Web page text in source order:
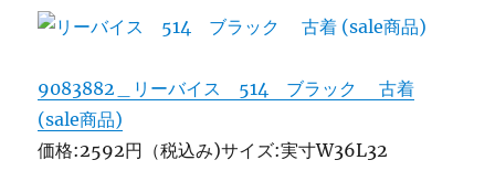
9083882＿リーバイス 514 ブラック 古着
(sale商品)
価格:2592円（税込み)サイズ:実寸W36L32